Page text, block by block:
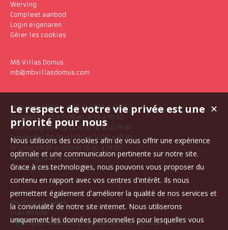
Werving
Compleet aanbod
Login eigenaren
Gérer les cookies
MB Villas Domus
mb@mbvillasdomus.com
Maandag 09:30 a 13:30 et 16:30 a 19:30
Dinsdag 09:30 a 13:30 et 16:30 a 19:30
Woensdag 09:30 a 13:30 et 16:30 a 19:30
Donderdag 09:30 a 13:30 et 16:30 a 19:30
Vrijdag 09:30 a 13:30 et 16:30 a 19:30
Zaterdag 10:30 a 14:30
Zondag fermé
Mentions légales
Plan du site
✕
Le respect de votre vie privée est une
priorité pour nous
Nous utilisons des cookies afin de vous offrir une expérience
optimale et une communication pertinente sur notre site.
Grace à ces technologies, nous pouvons vous proposer du
contenu en rapport avec vos centres d'intérêt. Ils nous
permettent également d'améliorer la qualité de nos services et
la convivialité de notre site internet. Nous utiliserons
uniquement les données personnelles pour lesquelles vous